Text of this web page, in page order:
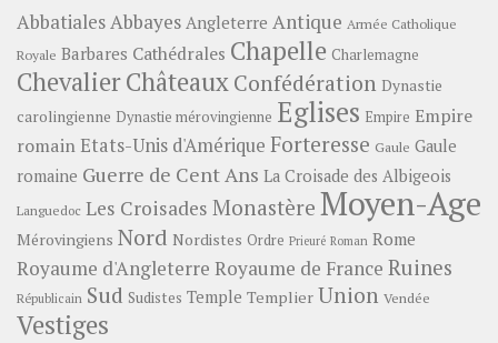
Abbatiales Abbayes Angleterre Antique Armée Catholique
Royale Barbares Cathédrales Chapelle Charlemagne
ChevalierChâteauxConfédération Dynastie
carolingienne Dynastie mérovingienne Eglises Empire Empire
romainEtats-Unis d'Amérique Forteresse Gaule Gaule
romaine Guerre de Cent Ans La Croisade des Albigeois
Languedoc Les Croisades Monastère Moyen-Age
Mérovingiens Nord Nordistes Ordre Prieuré Roman Rome
Royaume d'Angleterre Royaume de France Ruines
Républicain Sud Sudistes Temple Templier Union Vendée
Vestiges